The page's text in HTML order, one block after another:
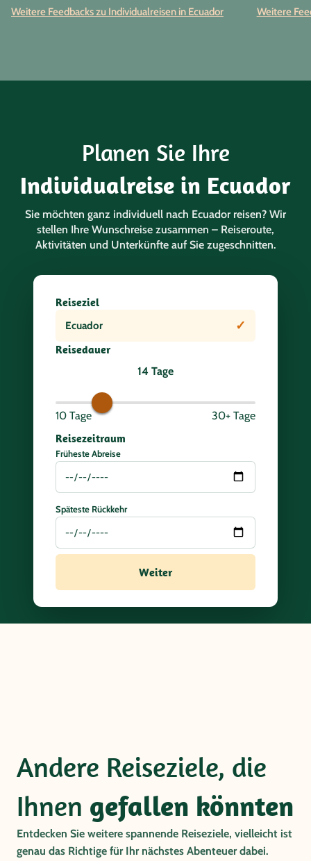
Weitere Feedbacks zu Individualreisen in Ecuador
Ort hat
Hinsicht
der uns im
geführt
Weitere
Planen Sie Ihre
Individualreise in Ecuador
Sie möchten ganz individuell nach Ecuador reisen? Wir
stellen Ihre Wunschreise zusammen – Reiseroute,
Aktivitäten und Unterkünfte auf Sie zugeschnitten.
Reiseziel
Ecuador ✓
Reisedauer
14 Tage
10 Tage 30+ Tage
Reisezeitraum
Früheste Abreise
Späteste Rückkehr
Weiter
Andere Reiseziele, die
Ihnen gefallen könnten
Entdecken Sie weitere spannende Reiseziele, vielleicht ist
genau das Richtige für Ihr nächstes Abenteuer dabei.